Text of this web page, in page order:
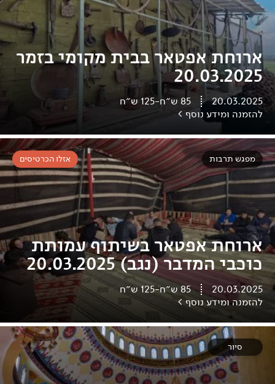
ארוחת אפטאר בבית מקומי בזמר
20.03.2025
20.03.2025
85 ש״ח-
125 ש״ח
להזמנה ומידע נוסף >
מפגש תרבות אזלו הכרטיסים
ארוחת אפטאר בשיתוף עמותת
כוכבי המדבר (נגב) 20.03.2025
20.03.2025
85 ש״ח-
125ש״ח
להזמנה ומידע נוסף >
סיור